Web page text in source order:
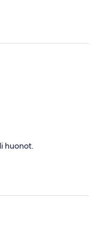
huonot.